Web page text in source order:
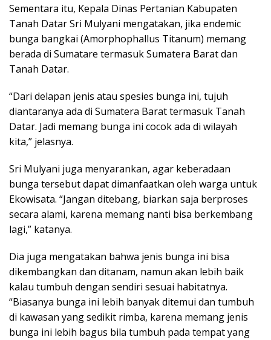
Sementara itu, Kepala Dinas Pertanian Kabupaten
Tanah Datar Sri Mulyani mengatakan, jika endemic
bunga bangkai (Amorphophallus Titanum) memang
berada di Sumatare termasuk Sumatera Barat dan
Tanah Datar.
“Dari delapan jenis atau spesies bunga ini, tujuh
diantaranya ada di Sumatera Barat termasuk Tanah
Datar. Jadi memang bunga ini cocok ada di wilayah
kita,” jelasnya.
Sri Mulyani juga menyarankan, agar keberadaan
bunga tersebut dapat dimanfaatkan oleh warga untuk
Ekowisata. “Jangan ditebang, biarkan saja berproses
secara alami, karena memang nanti bisa berkembang
lagi,” katanya.
Dia juga mengatakan bahwa jenis bunga ini bisa
dikembangkan dan ditanam, namun akan lebih baik
kalau tumbuh dengan sendiri sesuai habitatnya.
“Biasanya bunga ini lebih banyak ditemui dan tumbuh
di kawasan yang sedikit rimba, karena memang jenis
bunga ini lebih bagus bila tumbuh pada tempat yang